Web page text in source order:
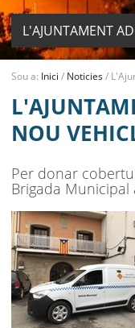
L'AJUNTAMENT
VEHICLE
AJUNTAMENT
MUNICIPI
SEU
BELL-LLOC
Sou a: Inici / Noticies/
NOU
Per donar
Brigada